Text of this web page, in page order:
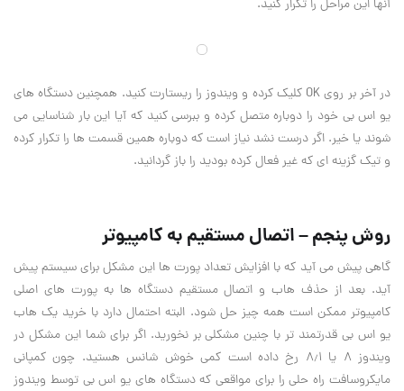
آنها این مراحل را تکرار کنید.
در آخر بر رویOKکلیک کرده و ویندوز را ریستارت کنید. همچنین دستگاه های
یو اس بی خود را دوباره متصل کرده و ببرسی کنید که آیا این بار شناسایی می
شوند یا خیر. اگر درست نشد نیاز است که دوباره همین قسمت ها را تکرار کرده
و تیک گزینه ای که غیر فعال کرده بودید را باز گردانید.
روش پنجم – اتصال مستقیم به کامپیوتر
گاهی پیش می آید که با افزایش تعداد پورت ها این مشکل برای سیستم پیش
آید. بعد از حذف هاب و اتصال مستقیم دستگاه ها به پورت های اصلی
کامپیوتر ممکن است همه چیز حل شود. البته احتمال دارد با خرید یک هاب
یو اس بی قدرتمند تر با چنین مشکلی بر نخورید. اگر برای شما این مشکل در
ویندوز ۸ یا ۸٫۱ رخ داده است کمی خوش شانس هستید. چون کمپانی
مایکروسافت راه حلی را برای مواقعی که دستگاه های یو اس بی توسط ویندوز